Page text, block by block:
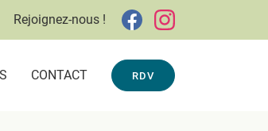
Rejoignez-nous !
CONTACT RDV